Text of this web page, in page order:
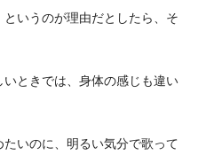
いうのが理由だとしたら、そ
ときでは、身体の感じも違い
いのに、明るい気分で歌って